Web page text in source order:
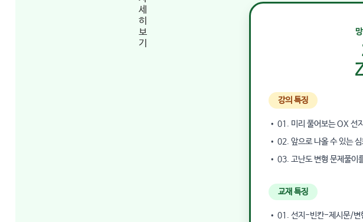
강의 특징
• 01. 미리 풀어보는 OX 선
• 02. 앞으로 나올 수 있는
• 03. 고난도 변형 문제풀이
교재 특징
• 01. 선지-빈칸-제시문/변